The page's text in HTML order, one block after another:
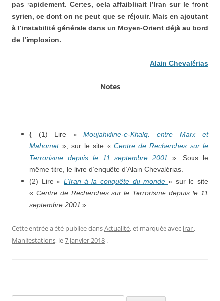
pas rapidement. Certes, cela affaiblirait l’Iran sur le front
syrien, ce dont on ne peut que se réjouir. Mais en ajoutant
à l’instabilité générale dans un Moyen-Orient déjà au bord
de l’implosion.
Alain Chevalérias
Notes
( (1) Lire «Moujahidine-e-Khalq, entre Marx et
Mahomet », sur le site « Centre de Recherches sur le
Terrorisme depuis le 11 septembre 2001
». Sous le
même titre, le livre d’enquête d’Alain Chevalérias.
(2) Lire « L’Iran à la conquête du monde » sur le site
« Centre de Recherches sur le Terrorisme depuis le 11
septembre 2001 ».
Cette entrée a été publiée dansActualité, et marquée avec iran,
Manifestations, le7 janvier 2018 .